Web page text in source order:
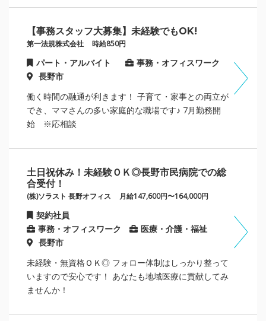
【事務スタッフ大募集】未経験でもOK!
第一法規株式会社 時給850円
パート・アルバイト
事務・オフィスワーク
長野市
働く時間の融通が利きます！ 子育て・家事との両立が
でき、ママさんの多い家庭的な職場です♪ 7月勤務開
始 ※応相談
土日祝休み！未経験ＯＫ◎長野市民病院での総
合受付！
(株)ソラスト 長野オフィス 月給147,600円〜164,000円
契約社員
事務・オフィスワーク
医療・介護・福祉
長野市
未経験・無資格ＯＫ◎ フォロー体制はしっかり整って
いますので安心です！ あなたも地域医療に貢献してみ
ませんか！